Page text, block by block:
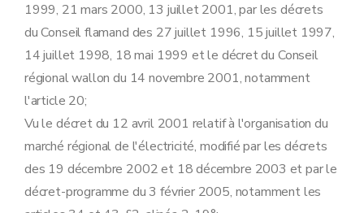
Art. 16bis
Art. 16ter
Art. 17
Art. 18
Art. 19
Art. 20
Art. 21
Art.21bis
Art. 22
Art.22bis
Section 2 En matière de protection de l'environnement
Art. 23
Art. 24
1999, 21 mars 2000, 13 juillet 2001, par les décrets
du Conseil flamand des 27 juillet 1996, 15 juillet 1997,
14 juillet 1998, 18 mai 1999 et le décret du Conseil
régional wallon du 14 novembre 2001, notamment
l'article 20;
Vu le décret du 12 avril 2001 relatif à l'organisation du
marché régional de l'électricité, modifié par les décrets
des 19 décembre 2002 et 18 décembre 2003 et par le
décret-programme du 3 février 2005, notamment les